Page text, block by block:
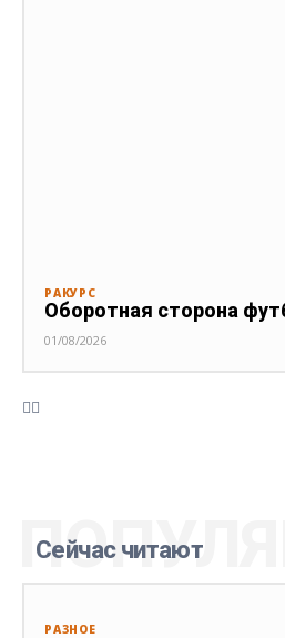
РАКУРС
Оборотная сторона
01/08/2026
Сейчас читают
РАЗНОЕ